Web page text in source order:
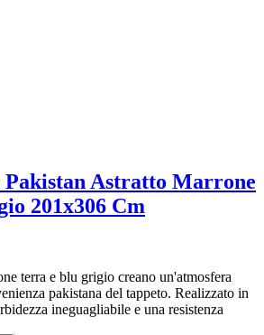
Pakistan Astratto Marrone
201x306 Cm
terra e blu grigio creano un'atmosfera
pakistana del tappeto. Realizzato in
ineguagliabile e una resistenza